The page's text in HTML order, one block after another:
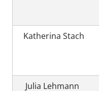
Katherina Stach
Julia Lehmann